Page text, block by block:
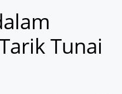
Tunai